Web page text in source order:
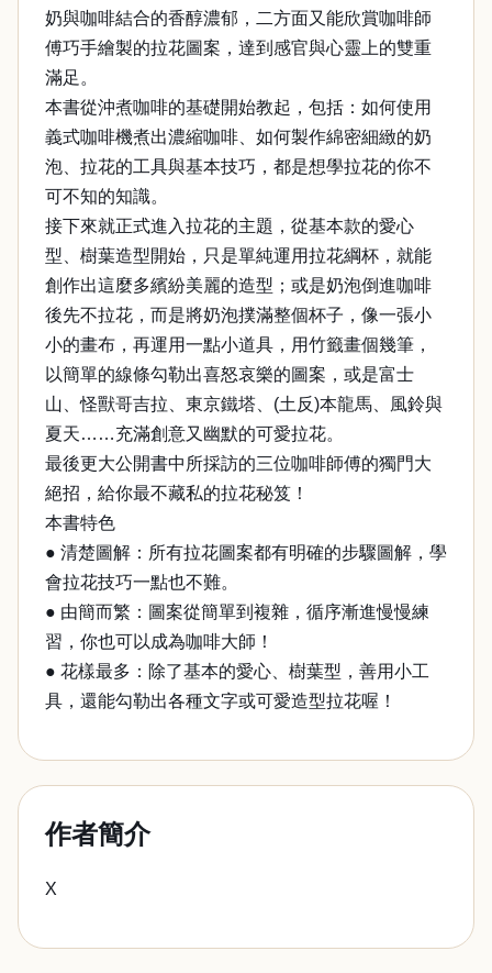
奶與咖啡結合的香醇濃郁，二方面又能欣賞咖啡師
傅巧手繪製的拉花圖案，達到感官與心靈上的雙重
滿足。
本書從沖煮咖啡的基礎開始教起，包括：如何使用
義式咖啡機煮出濃縮咖啡、如何製作綿密細緻的奶
泡、拉花的工具與基本技巧，都是想學拉花的你不
可不知的知識。
接下來就正式進入拉花的主題，從基本款的愛心
型、樹葉造型開始，只是單純運用拉花綱杯，就能
創作出這麼多繽紛美麗的造型；或是奶泡倒進咖啡
後先不拉花，而是將奶泡撲滿整個杯子，像一張小
小的畫布，再運用一點小道具，用竹籤畫個幾筆，
以簡單的線條勾勒出喜怒哀樂的圖案，或是富士
山、怪獸哥吉拉、東京鐵塔、(土反)本龍馬、風鈴與
夏天……充滿創意又幽默的可愛拉花。
最後更大公開書中所採訪的三位咖啡師傅的獨門大
絕招，給你最不藏私的拉花秘笈！
本書特色
● 清楚圖解：所有拉花圖案都有明確的步驟圖解，學
會拉花技巧一點也不難。
● 由簡而繁：圖案從簡單到複雜，循序漸進慢慢練
習，你也可以成為咖啡大師！
● 花樣最多：除了基本的愛心、樹葉型，善用小工
具，還能勾勒出各種文字或可愛造型拉花喔！
作者簡介
X